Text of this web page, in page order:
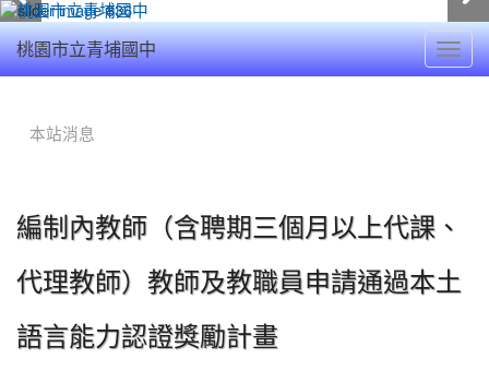
桃園市立青埔國中
本站消息
編制內教師（含聘期三個月以上代課、
代理教師）教師及教職員申請通過本土
語言能力認證獎勵計畫